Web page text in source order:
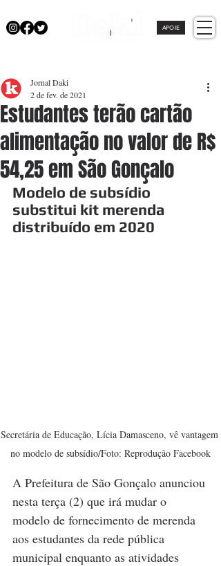
APOIE
Estudantes terão cartão
alimentação no valor de R$
54,25 em São Gonçalo
Jornal Daki
2 de fev. de 2021
Modelo de subsídio
substitui kit merenda
distribuído em 2020
Secretária de Educação, Lícia Damasceno, vê vantagem
no modelo de subsídio/Foto: Reprodução Facebook
A Prefeitura de São Gonçalo anunciou
nesta terça (2) que irá mudar o
modelo de fornecimento de merenda
aos estudantes da rede pública
municipal enquanto as atividades